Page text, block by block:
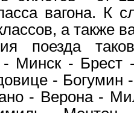
вагона. К
а также
поезда
Минск - Брест
-
- Верона -